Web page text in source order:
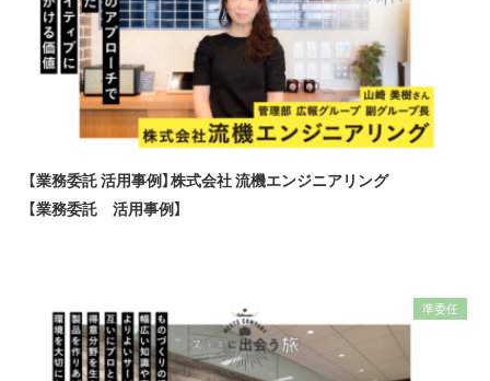
【業務委託 活用事例】株式会社 流機エンジニアリング
【業務委託 活用事例】
準委任